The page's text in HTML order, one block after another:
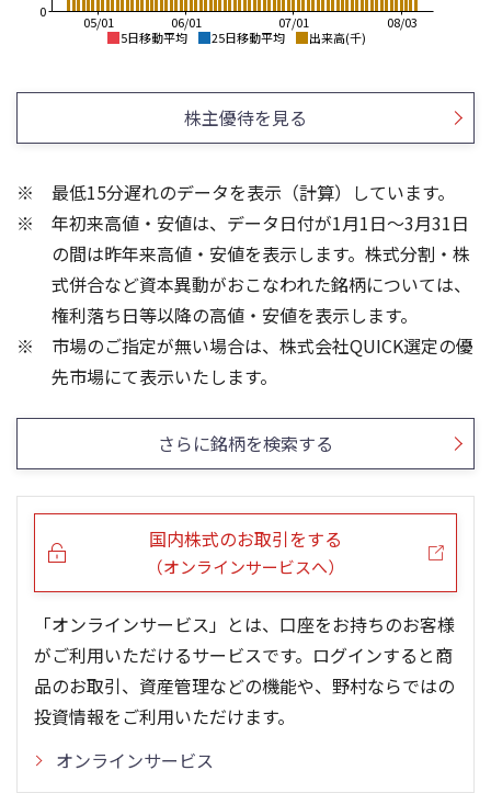
5日移動平均 25日移動平均 出来高(千)
08/03
07/01
06/01
05/01
0
25/12
25/10
25/08
25/06
25/04
2,900
3,000
3,100
3,400
3,500
3,600
24/01
23/01
22/01
21/01
1,500
2,000
3,000
3,500
株主優待を見る
最低15分遅れのデータを表示（計算）しています。
年初来高値・安値は、データ日付が1月1日～3月31日
の間は昨年来高値・安値を表示します。株式分割・株
式併合など資本異動がおこなわれた銘柄については、
権利落ち日等以降の高値・安値を表示します。
市場のご指定が無い場合は、株式会社QUICK選定の優
先市場にて表示いたします。
さらに銘柄を検索する
国内株式のお取引をする
（オンラインサービスへ）
「オンラインサービス」とは、口座をお持ちのお客様
がご利用いただけるサービスです。ログインすると商
品のお取引、資産管理などの機能や、野村ならではの
投資情報をご利用いただけます。
オンラインサービス